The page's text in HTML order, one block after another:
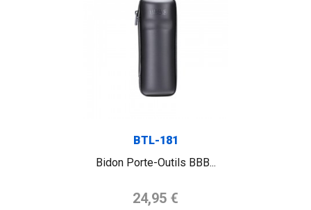
BTL-181
Bidon Porte-Outils BBB...
Prix de base
24,95 €